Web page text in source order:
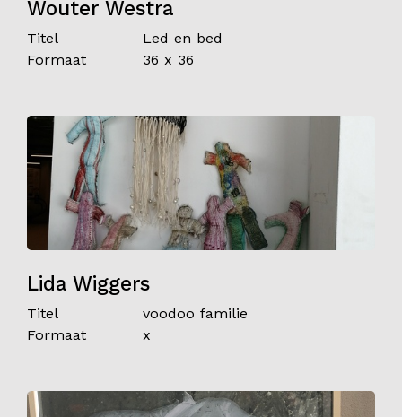
Wouter Westra
Titel
Led en bed
Formaat
36 x 36
Lida Wiggers
Titel
voodoo familie
Formaat
x